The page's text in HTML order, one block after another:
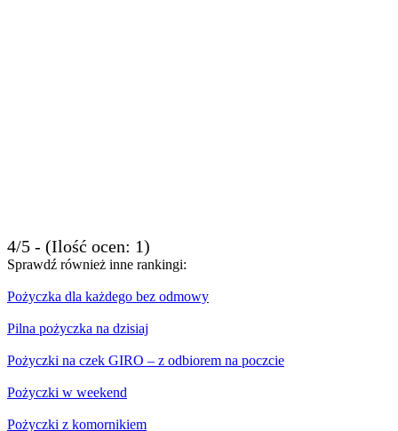
4/5 - (Ilość ocen: 1)
Sprawdź również inne rankingi:
Pożyczka dla każdego bez odmowy
Pilna pożyczka na dzisiaj
Pożyczki na czek GIRO – z odbiorem na poczcie
Pożyczki w weekend
Pożyczki z komornikiem